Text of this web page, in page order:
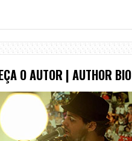
O AUTOR | AUTHOR BIO